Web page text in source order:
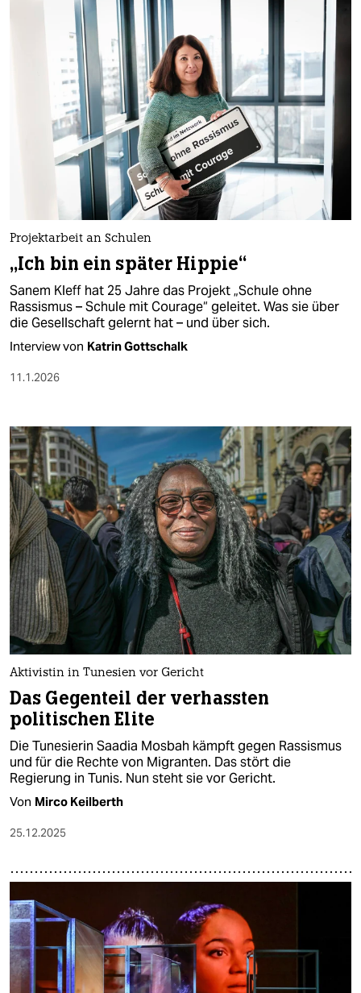
Projektarbeit an Schulen
„Ich bin ein später Hippie“
Sanem Kleff hat 25 Jahre das Projekt „Schule ohne
Rassismus – Schule mit Courage“ geleitet. Was sie über
die Gesellschaft gelernt hat – und über sich.
Interview von Katrin Gottschalk
11.1.2026
Aktivistin in Tunesien vor Gericht
Das Gegenteil der verhassten
politischen Elite
Die Tunesierin Saadia Mosbah kämpft gegen Rassismus
und für die Rechte von Migranten. Das stört die
Regierung in Tunis. Nun steht sie vor Gericht.
Von Mirco Keilberth
25.12.2025